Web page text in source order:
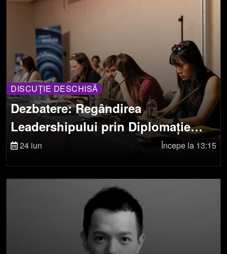
DISCUȚIE DESCHISĂ
Dezbatere: Regândirea
Leadershipului prin Diplomație
Culturală
24 iun Începe la 13:15